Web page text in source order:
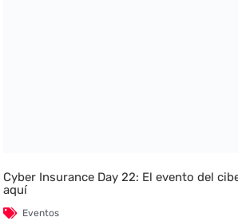
Cyber Insurance Day 22: El evento del
aquí
Eventos